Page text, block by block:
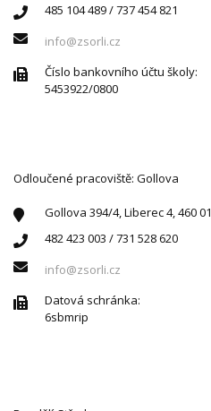
485 104 489 / 737 454 821
info@zsorli.cz
Číslo bankovního účtu školy:
5453922/0800
Odloučené pracoviště: Gollova
Gollova 394/4, Liberec 4, 460 01
482 423 003 / 731 528 620
info@zsorli.cz
Datová schránka:
6sbmrip